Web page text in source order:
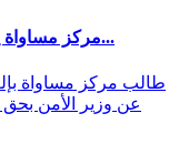
مركز مساواة يطالب بإلغاء أوامر حظر وإغلاق المؤسسات...
طالب مركز مساواة
عن وزير الأمن